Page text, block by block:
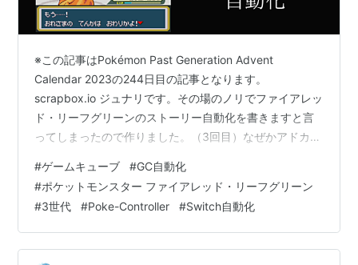
※この記事はPokémon Past Generation Advent
Calendar 2023の244日目の記事となります。
scrapbox.io ジュナリです。その場のノリでファイアレッ
ド・リーフグリーンのストーリー自動化を書きますと言
ってしまったので作りました。（3回目）なぜかアドカレ
します。よかったら使ってください。（2回目）
※2026/3/5 Switch/Switch2にも対応しました。
※2026/3/6 無限ループに陥るバグを修正しました。
※2026/3/9 金の玉無限回収モードのバグを修正しまし
た。※2026/3/11 一…
#ゲームキューブ #GC自動化
#ポケットモンスター ファイアレッド・リーフグリーン
#3世代 #Poke-Controller #Switch自動化